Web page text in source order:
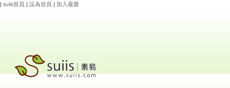
| suiis首頁 | 設為首頁 | 加入最愛